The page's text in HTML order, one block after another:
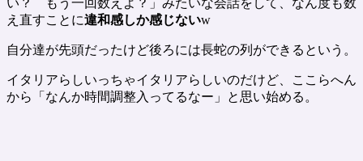
え直すことに違和感しか感じないw
自分達が先頭だったけど後ろには長蛇の列ができるという。
イタリアらしいっちゃイタリアらしいのだけど、ここらへん
から「なんか時間調整入ってるなー」と思い始める。